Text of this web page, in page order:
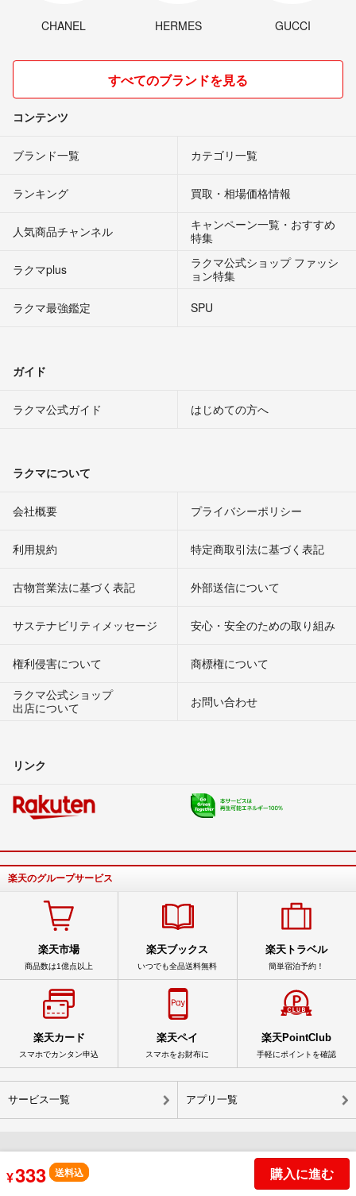
¥333 送料込 購入に進む
CHANEL HERMES GUCCI
すべてのブランドを見る
コンテンツ
ブランド一覧 カテゴリ一覧
ランキング 買取・相場価格情報
人気商品チャンネル
キャンペーン一覧・おすすめ
特集
ラクマplus
ラクマ公式ショップ ファッシ
ョン特集
ラクマ最強鑑定
SPU
ガイド
ラクマ公式ガイド はじめての方へ
ラクマについて
会社概要 プライバシーポリシー
利用規約 特定商取引法に基づく表記
古物営業法に基づく表記 外部送信について
サステナビリティメッセージ 安心・安全のための取り組み
権利侵害について
商標権について
ラクマ公式ショップ
出店について
お問い合わせ
リンク
楽天のグループサービス
楽天市場
商品数は1億点以上
楽天ブックス
いつでも全品送料無料
楽天トラベル
簡単宿泊予約！
楽天カード
スマホでカンタン申込
楽天ペイ
スマホをお財布に
楽天PointClub
手軽にポイントを確認
サービス一覧 アプリ一覧